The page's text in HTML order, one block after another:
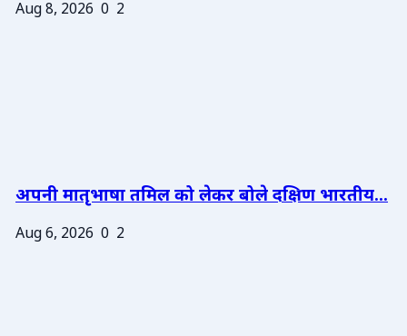
Aug 8, 2026 0 2
अपनी मातृभाषा तमिल को लेकर बोले दक्षिण भारतीय...
Aug 6, 2026 0 2